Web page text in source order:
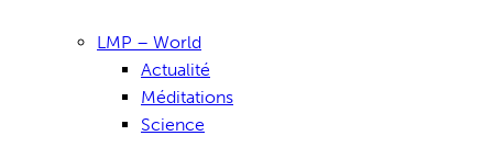
LMP – World
Actualité
Méditations
Science